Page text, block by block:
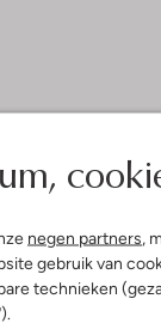
negen partners ,
gebruik van
technieken
meter 74 lang en
slim fit.